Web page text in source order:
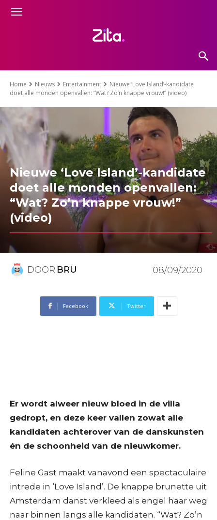
Home Nieuws Entertainment
Nieuwe ‘Love Island’-kandidate
doet alle monden openvallen: “Wat? Zo’n knappe vrouw!” (video)
Nieuwe ‘Love Island’-kandidate
doet alle monden openvallen:
“Wat? Zo’n knappe vrouw!”
(video)
DOOR BRU 08/09/2020
Facebook Twitter
Er wordt alweer nieuw bloed in de villa
gedropt, en deze keer vallen zowat alle
kandidaten achterover van de danskunsten
én de schoonheid van de nieuwkomer.
Feline Gast maakt vanavond een spectaculaire
intrede in ‘Love Island’. De knappe brunette uit
Amsterdam danst verkleed als engel haar weg
naar binnen langs alle kandidaten. “Wat? Zo’n